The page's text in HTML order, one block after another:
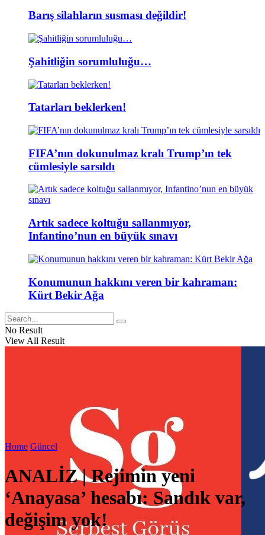
Barış silahların susması değildir!
Şahitliğin sorumluluğu…
Tatarları beklerken!
FIFA’nın dokunulmaz kralı Trump’ın tek
cümlesiyle sarsıldı
Artık sadece koltuğu sallanmıyor,
Infantino’nun en büyük sınavı
Konumunun hakkını veren bir kahraman:
Kürt Bekir Ağa
No Result
View All Result
Home Güncel
ANALİZ | Rejimin yeni
‘Anayasa’ hesabı: Sandık var,
değişim yok!